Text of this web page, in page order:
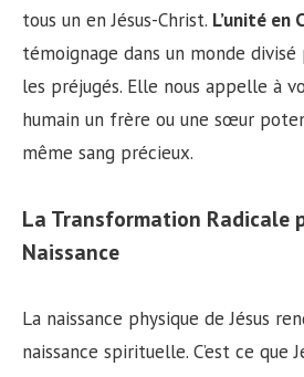
tous un en Jésus-Christ. L’unité en
témoignage dans un monde
les préjugés. Elle nous appelle à
humain un frère ou une sœur
même sang précieux.
La Transformation Radicale
Naissance
La naissance physique de Jésus
naissance spirituelle. C’est ce que